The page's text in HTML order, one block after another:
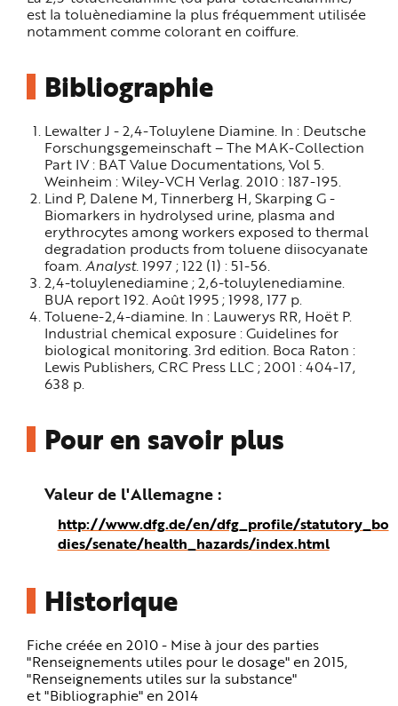
est la toluènediamine la plus fréquemment utilisée
notamment comme colorant en coiffure.
Bibliographie
Lewalter J - 2,4-Toluylene Diamine. In : Deutsche
Forschungsgemeinschaft – The MAK-Collection
Part IV : BAT Value Documentations, Vol 5.
Weinheim : Wiley-VCH Verlag. 2010 : 187-195.
Lind P, Dalene M, Tinnerberg H, Skarping G -
Biomarkers in hydrolysed urine, plasma and
erythrocytes among workers exposed to thermal
degradation products from toluene diisocyanate
foam.Analyst.1997 ; 122 (1) : 51-56.
2,4-toluylenediamine ; 2,6-toluylenediamine.
BUA report 192. Août 1995 ; 1998, 177 p.
Toluene-2,4-diamine. In : Lauwerys RR, Hoët P.
Industrial chemical exposure : Guidelines for
biological monitoring. 3rd edition. Boca Raton :
Lewis Publishers, CRC Press LLC ; 2001 : 404-17,
638 p.
Pour en savoir plus
Valeur de l'Allemagne
http://www.dfg.de/en/dfg_profile/statutory_bo
dies/senate/health_hazards/index.html
Historique
Fiche créée en 2010 - Mise à jour des parties
"Renseignements utiles pour le dosage" en 2015,
"Renseignements utiles sur la substance"
et "Bibliographie" en 2014